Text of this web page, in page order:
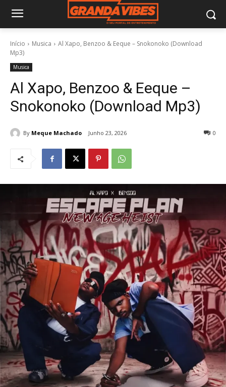
Início Musica
Al Xapo, Benzoo & Eeque – Snokonoko (Download
Mp3)
Musica
Al Xapo, Benzoo & Eeque –
Snokonoko (Download Mp3)
By Meque Machado Junho 23, 2026 0